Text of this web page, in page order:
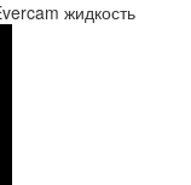
жидкость